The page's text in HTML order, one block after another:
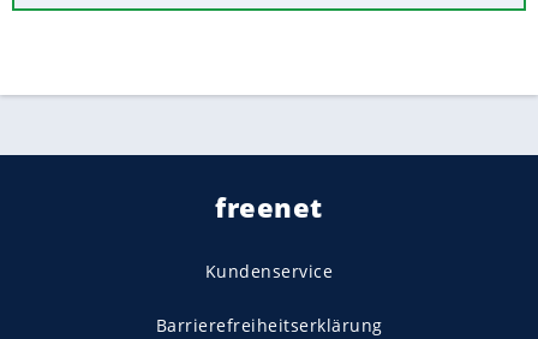
freenet
Kundenservice
Barrierefreiheitserklärung